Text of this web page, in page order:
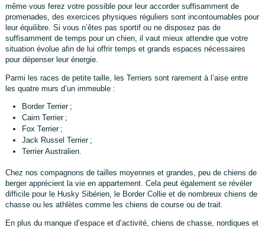
même vous ferez votre possible pour leur accorder suffisamment de
promenades, des exercices physiques réguliers sont incontournables pour
leur équilibre. Si vous n’êtes pas sportif ou ne disposez pas de
suffisamment de temps pour un chien, il vaut mieux attendre que votre
situation évolue afin de lui offrir temps et grands espaces nécessaires
pour dépenser leur énergie.
Parmi les races de petite taille, les Terriers sont rarement à l’aise entre
les quatre murs d’un immeuble :
Border Terrier ;
Cairn Terrier ;
Fox Terrier ;
Jack Russel Terrier ;
Terrier Australien.
Chez nos compagnons de tailles moyennes et grandes, peu de chiens de
berger apprécient la vie en appartement. Cela peut également se révéler
difficile pour le Husky Sibérien, le Border Collie et de nombreux chiens de
chasse ou les athlètes comme les chiens de course ou de trait.
En plus du manque d’espace et d’activité, chiens de chasse, nordiques et